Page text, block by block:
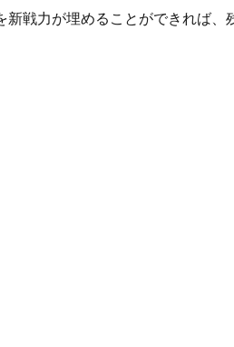
新戦力が埋めることができれば、